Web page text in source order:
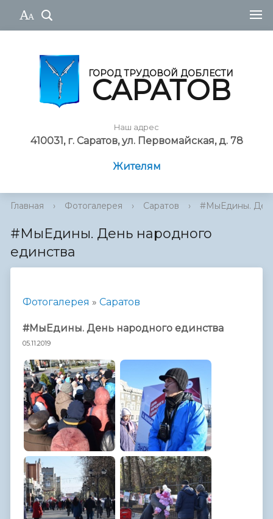
ГОРОД ТРУДОВОЙ ДОБЛЕСТИ
САРАТОВ
Наш адрес
410031, г. Саратов, ул. Первомайская, д. 78
Жителям
Главная › Фотогалерея › Саратов › #МыЕдины.
#МыЕдины. День народного
единства
Фотогалерея » Саратов
#МыЕдины. День народного единства
05.11.2019